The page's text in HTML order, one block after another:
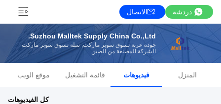
دردشة الاتصال
Suzhou Malltek Supply China Co.,Ltd.
جودة عربة تسوق سوبر ماركت, سلة تسوق سوبر ماركت
الشركة المصنعة من الصين
المنزل فيديوهات قائمة التشغيل موقع الويب
كل الفيديوهات